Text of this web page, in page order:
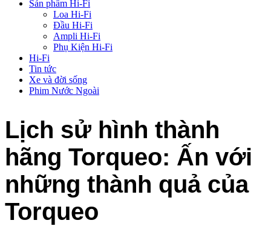
Sản phẩm Hi-Fi
Loa Hi-Fi
Đầu Hi-Fi
Ampli Hi-Fi
Phụ Kiện Hi-Fi
Hi-Fi
Tin tức
Xe và đời sống
Phim Nước Ngoài
Lịch sử hình thành
hãng Torqueo: Ấn với
những thành quả của
Torqueo